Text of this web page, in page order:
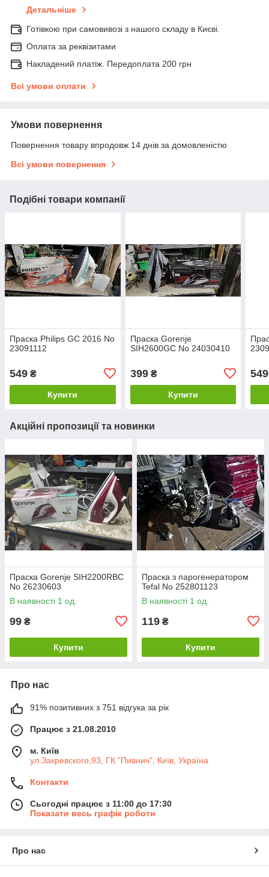
Детальніше
Готівкою при самовивозі з нашого складу в Києві.
Оплата за реквізитами
Накладений платіж. Передоплата 200 грн
Всі умови оплати
Умови повернення
Повернення товару впродовж 14 днів за домовленістю
Всі умови повернення
Подібні товари компанії
Праска Philips GC 2016 No
23091112
549 ₴
Купити
Праска Gorenje
SIH2600GC No 24030410
399₴
Купити
549
Акційні пропозиції та новинки
Праска Gorenje SIH2200RBC
No 26230603
В наявності 1 од.
99 ₴
Купити
Праска з парогенератором
Tefal No 252801123
В наявності 1 од.
119 ₴
Купити
Про нас
91% позитивних з 751 відгука за рік
Працює з 21.08.2010
м. Київ
ул.Закревского,93, ГК "Пивнич", Київ, Україна
Контакти
Сьогодні працює з 11:00 до 17:30
Показати весь графік роботи
Про нас